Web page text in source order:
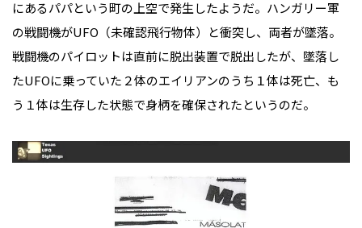
にあるパパという町の上空で発生したようだ。ハンガリー軍
の戦闘機がUFO（未確認飛行物体）と衝突し、両者が墜落。
戦闘機のパイロットは直前に脱出装置で脱出したが、墜落し
たUFOに乗っていた２体のエイリアンのうち１体は死亡、も
う１体は生存した状態で身柄を確保されたというのだ。